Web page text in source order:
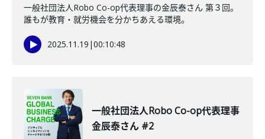
一般社団法人Robo Co-op代表理事の金辰泰さん 第３回。
誰もが教育・就労機会を分かちあえる環境。
2025.11.19 |00:10:48
一般社団法人Robo Co-op代表理事
金辰泰さん #2